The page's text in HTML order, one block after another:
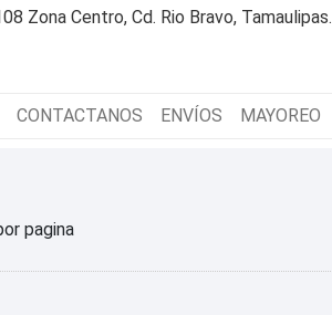
Zona Centro, Cd. Rio Bravo, Tamaulipas.
CONTACTANOS ENVÍOS MAYOREO
pagina